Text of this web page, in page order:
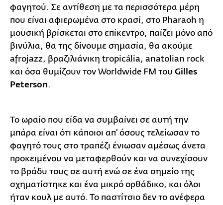
φαγητού. Σε αντίθεση με τα περισσότερα μέρη
που είναι αφιερωμένα στο κρασί, στο Pharaoh η
μουσική βρίσκεται στο επίκεντρο, παίζει μόνο από
βινύλια, θα της δίνουμε σημασία, θα ακούμε
afrojazz, βραζιλιάνικη tropicália, anatolian rock
και όσα θυμίζουν τον Worldwide FM του Gilles
Peterson.
Το ωραίο που είδα να συμβαίνει σε αυτή την
μπάρα είναι ότι κάποιοι απ’ όσους τελείωσαν το
φαγητό τους στο τραπέζι ένιωσαν αμέσως άνετα
προκειμένου να μεταφερθούν και να συνεχίσουν
το βράδυ τους σε αυτή ενώ σε ένα σημείο της
σχηματίστηκε και ένα μικρό ορθάδικο, και όλοι
ήταν κουλ με αυτό. Το παστίτσιο δεν το ανέφερα